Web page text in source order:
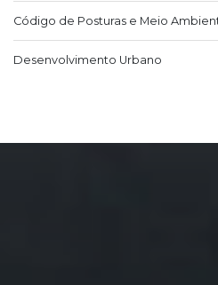
Código de Posturas e Meio
Desenvolvimento Urbano